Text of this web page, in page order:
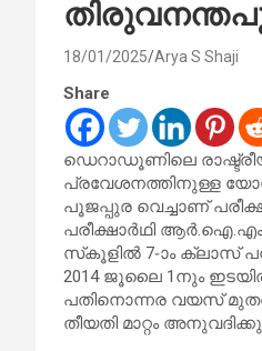
18/01/2025 Arya S Shaji
Share
ഡെറാഡൂണിലെ
പ്രവേശനത്തിനുള്ള
പൂജപ്പുര വെച്ചാണ്
പരീക്ഷാർഥി
സ്‌കൂളിൽ 7-ാം ക്ലാസ്
2014 ജൂലൈ 1നും
പതിനൊന്നര വയസ്
തീയതി മാറ്റം